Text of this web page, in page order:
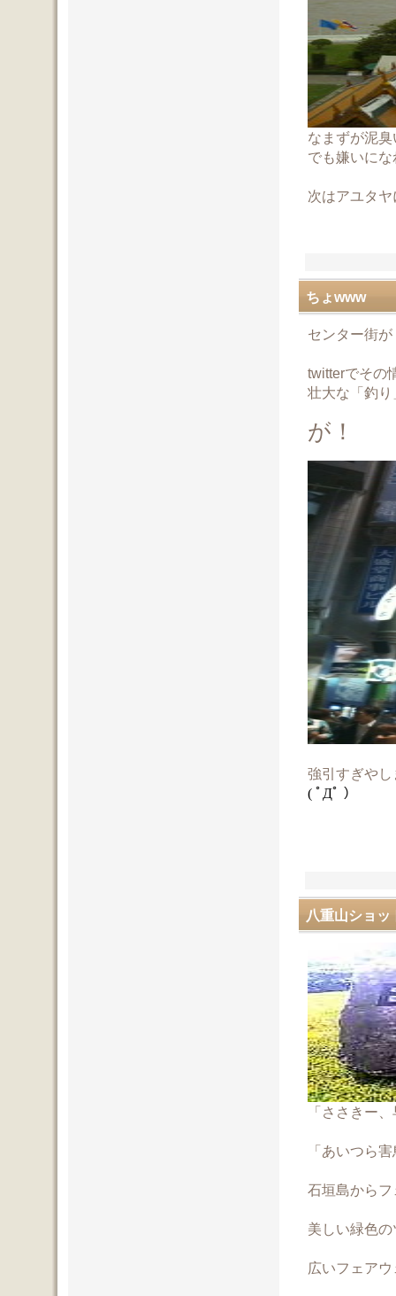
なまずが泥
でも嫌いに
次はアユタ
ちょwww
センター街
twitterでその
壮大な「釣
が！
強引すぎや
( ﾟДﾟ ）
八重山ショッ
「ささきー
「あいつら
石垣島から
美しい緑色
広いフェア